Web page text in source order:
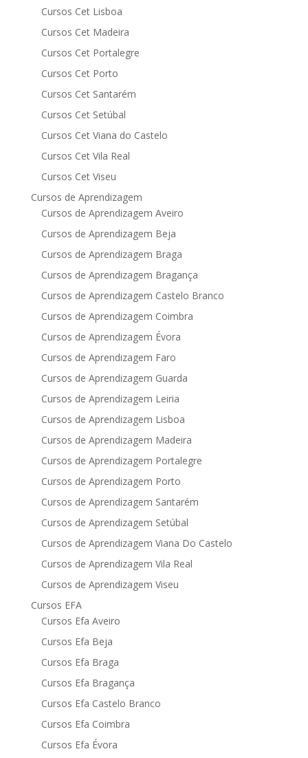
Cursos Cet Lisboa
Cursos Cet Madeira
Cursos Cet Portalegre
Cursos Cet Porto
Cursos Cet Santarém
Cursos Cet Setúbal
Cursos Cet Viana do Castelo
Cursos Cet Vila Real
Cursos Cet Viseu
Cursos de Aprendizagem
Cursos de Aprendizagem Aveiro
Cursos de Aprendizagem Beja
Cursos de Aprendizagem Braga
Cursos de Aprendizagem Bragança
Cursos de Aprendizagem Castelo Branco
Cursos de Aprendizagem Coimbra
Cursos de Aprendizagem Évora
Cursos de Aprendizagem Faro
Cursos de Aprendizagem Guarda
Cursos de Aprendizagem Leiria
Cursos de Aprendizagem Lisboa
Cursos de Aprendizagem Madeira
Cursos de Aprendizagem Portalegre
Cursos de Aprendizagem Porto
Cursos de Aprendizagem Santarém
Cursos de Aprendizagem Setúbal
Cursos de Aprendizagem Viana Do Castelo
Cursos de Aprendizagem Vila Real
Cursos de Aprendizagem Viseu
Cursos EFA
Cursos Efa Aveiro
Cursos Efa Beja
Cursos Efa Braga
Cursos Efa Bragança
Cursos Efa Castelo Branco
Cursos Efa Coimbra
Cursos Efa Évora